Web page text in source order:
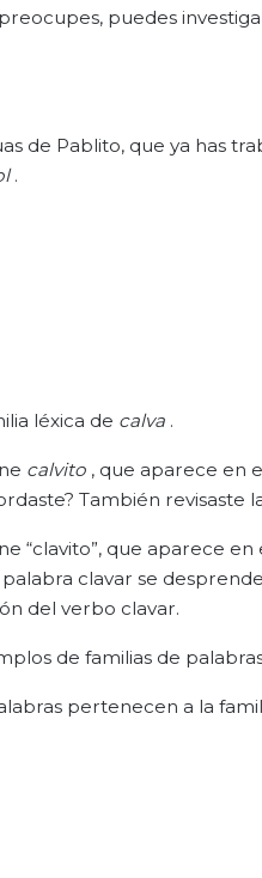
puedes
de Pablito, que ya has
.
léxica de calva .
calvito , que aparece en
También revisaste
“clavito”, que aparece
palabra clavar se
del verbo clavar.
de familias de
pertenecen a la